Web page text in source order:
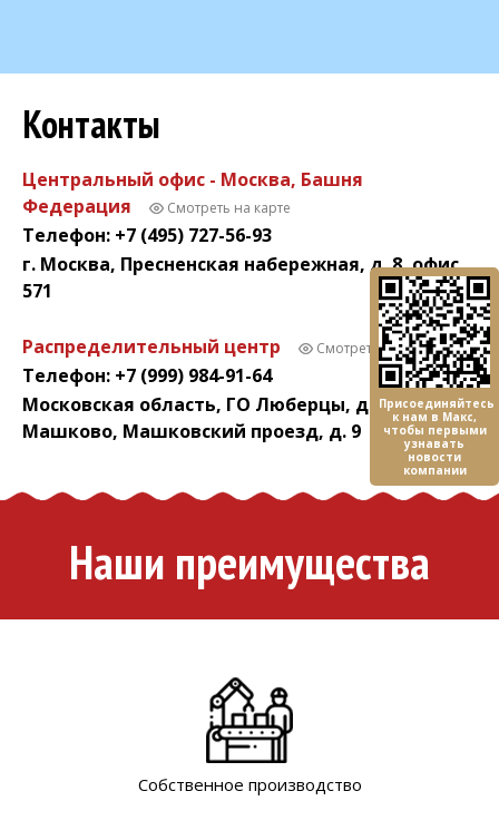
Присоединяйтесь
к нам в Макс,
чтобы первыми
узнавать
новости
компании
Контакты
Центральный офис - Москва, Башня
Федерация
Смотреть на карте
Телефон: +7 (495) 727-56-93
г. Москва, Пресненская набережная, д. 8, офис
571
Распределительный центр Смотреть на карте
Телефон: +7 (999) 984-91-64
Московская область, ГО Люберцы, деревня
Машково, Машковский проезд, д. 9
Наши преимущества
Собственное производство